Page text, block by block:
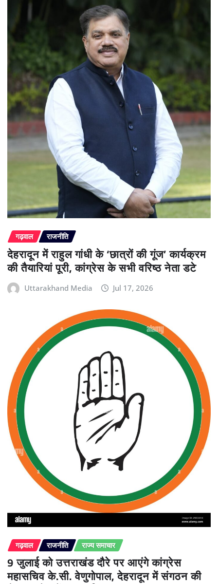
गढ़वाल राजनीति
देहरादून में राहुल गांधी के ‘छात्रों की गूंज’ कार्यक्रम
की तैयारियां पूरी, कांग्रेस के सभी वरिष्ठ नेता डटे
Uttarakhand Media Jul 17, 2026
गढ़वाल राजनीति राज्य समाचार
9 जुलाई को उत्तराखंड दौरे पर आएंगे कांग्रेस
महासचिव के.सी. वेणुगोपाल, देहरादून में संगठन की